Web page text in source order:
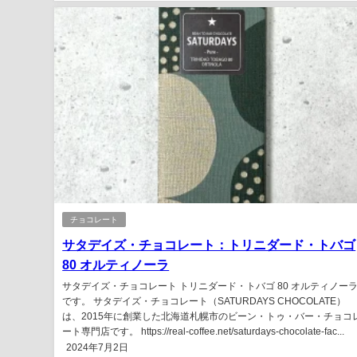
チョコレート
サタデイズ・チョコレート：トリニダード・トバゴ
80 オルティノーラ
サタデイズ・チョコレート トリニダード・トバゴ 80 オルティノー
です。 サタデイズ・チョコレート（SATURDAYS CHOCOLATE）
は、2015年に創業した北海道札幌市のビーン・トゥ・バー・チョコ
ート専門店です。 https://real-coffee.net/saturdays-chocolate-fac...
2024年7月2日